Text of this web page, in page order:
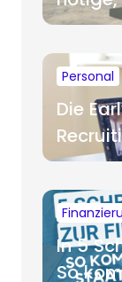
für
Personal
Die
In 5
So